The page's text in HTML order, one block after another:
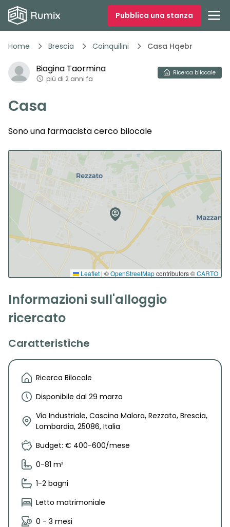
Pubblica una stanza
Home Brescia Coinquilini Casa Hqebr
Biagina Taormina
più di 2 anni fa
Ricerca bilocale
Casa
Sono una farmacista cerco bilocale
Leaflet | ©OpenStreetMapcontributors ©CARTO
Informazioni sull'alloggio
ricercato
Caratteristiche
Ricerca Bilocale
Disponibile dal 29 marzo
Via Industriale, Cascina Malora, Rezzato, Brescia,
Lombardia, 25086, Italia
Budget: € 400-600/mese
0-81 m²
1-2 bagni
Letto matrimoniale
0 - 3 mesi